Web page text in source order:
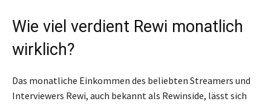
Wie viel verdient Rewi monatlich
wirklich?
Das monatliche Einkommen des beliebten Streamers und
Interviewers Rewi, auch bekannt als Rewinside, lässt sich